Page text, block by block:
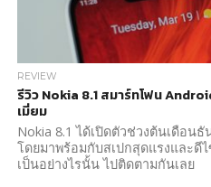
REVIEW
รีวิว Nokia 8.1 สมาร์ทโฟน
เมี่ยม
Nokia 8.1 ได้เปิดตัวช่วงต้นเดือน
โดยมาพร้อมกับสเปกสุดแรงและดี
เป็นอย่างไรนั้น ไปติดตามกันเลย